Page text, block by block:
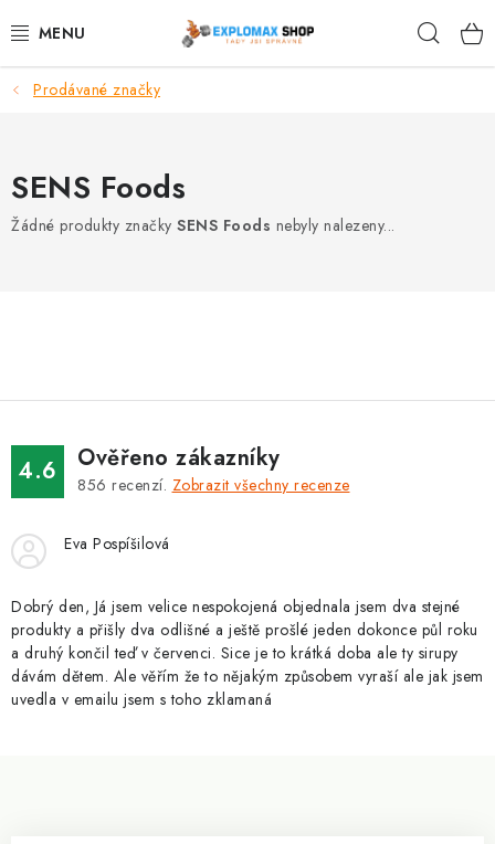
na
%AKCE
ZNAČKY
Kontakty Slovník pojmů
Podmínky ochrany osobních údajů
Doprava a platba
Slevový systém
Vše o nákupu
Prodávané značky
SENS Foods
Žádné produkty značky SENS Foods nebyly nalezeny...
4.6 Ověřeno zákazníky
856 recenzí. Zobrazit všechny recenze
Eva Pospíšilová
Dobrý den, Já jsem velice nespokojená objednala jsem dva stejné
produkty a přišly dva odlišné a ještě prošlé jeden dokonce půl roku
a druhý končil teď v červenci. Sice je to krátká doba ale ty sirupy
dávám dětem. Ale věřím že to nějakým způsobem vyraší ale jak jsem
uvedla v emailu jsem s toho zklamaná